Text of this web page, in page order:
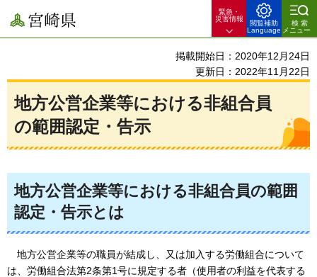
宮崎県
緊急・
災害情報
閲覧補助
Language
検索
メニュー
掲載開始日：2020年12月24日
更新日：2022年11月22日
地方公営企業等における非組合員
の範囲認定・告示
地方公営企業等における非組合員の範囲
認定・告示とは
地方公営企業等の職員が結成し、又は加入する労働組合について
は、労働組合法第2条第1号に規定する者（使用者の利益を代表する